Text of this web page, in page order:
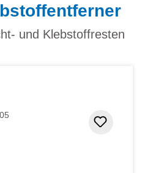
und Klebstoffresten